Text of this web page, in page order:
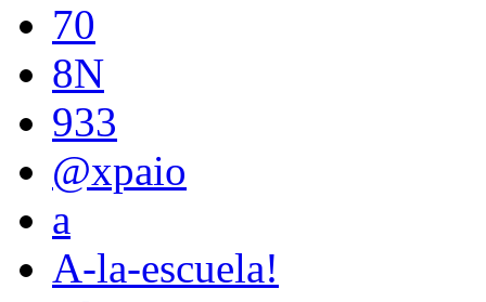
70
8N
933
@xpaio
a
A-la-escuela!